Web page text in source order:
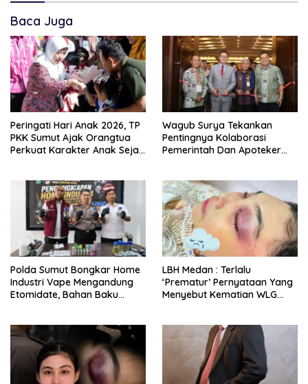
Baca Juga
Peringati Hari Anak 2026, TP
PKK Sumut Ajak Orangtua
Perkuat Karakter Anak Sejak
Wagub Surya Tekankan
Pentingnya Kolaborasi
Pemerintah Dan Apoteker
Polda Sumut Bongkar Home
Industri Vape Mengandung
Etomidate, Bahan Baku
LBH Medan : Terlalu
‘Prematur’ Pernyataan Yang
Menyebut Kematian WLG